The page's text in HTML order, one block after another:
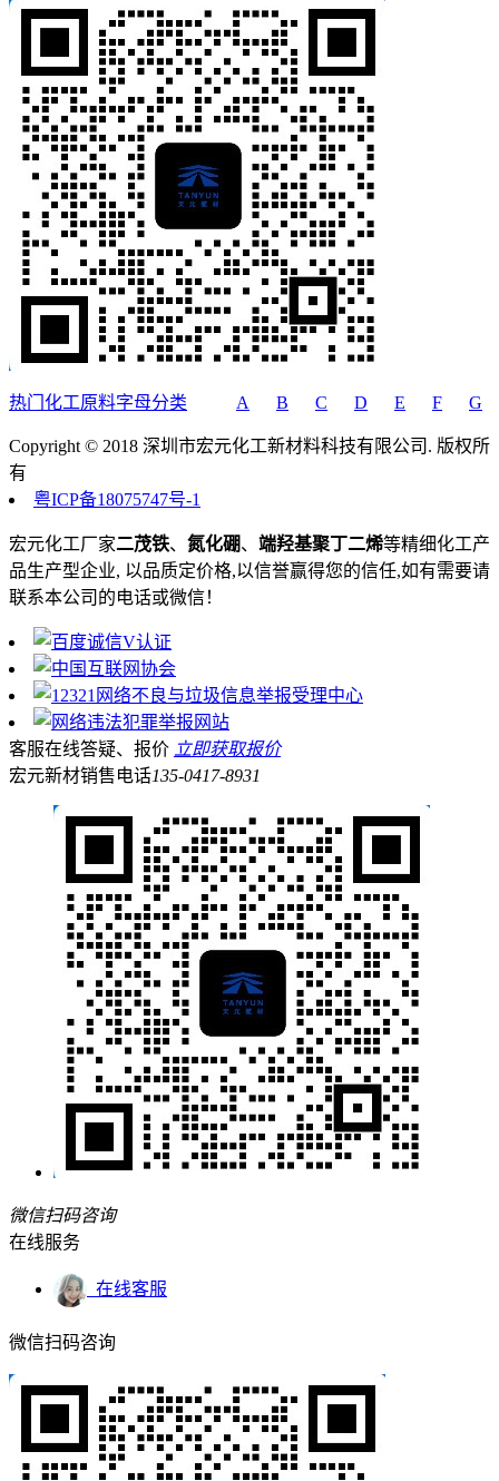
热门化工原料字母分类 A B C D E F G
Copyright © 2018 深圳市宏元化工新材料科技有限公司. 版权所
有
粤ICP备18075747号-1
宏元化工厂家二茂铁、 氮化硼、 端羟基聚丁二烯等精细化工产
品生产型企业, 以品质定价格,以信誉赢得您的信任,如有需要请
联系本公司的电话或微信！
客服在线答疑、报价 立即获取报价
宏元新材销售电话135-0417-8931
微信扫码咨询
在线服务
在线客服
微信扫码咨询